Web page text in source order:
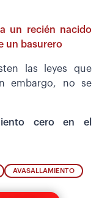
un recién nacido
un basurero
las leyes que
embargo, no se
cero en el
AVASALLAMIENTO